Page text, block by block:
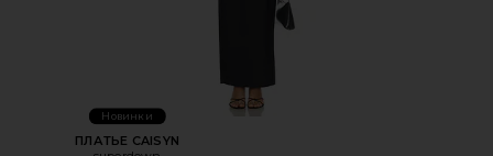
Новинки
ПЛАТЬЕ CAISYN